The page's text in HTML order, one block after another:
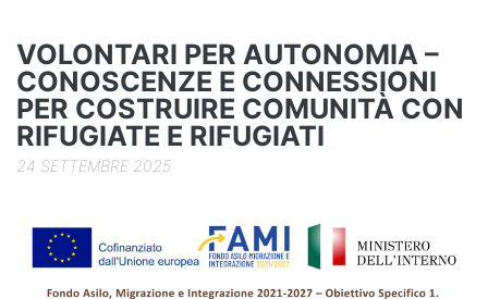
VOLONTARI PER AUTONOMIA –
CONOSCENZE E CONNESSIONI
PER COSTRUIRE COMUNITÀ CON
RIFUGIATE E RIFUGIATI
24 SETTEMBRE 2025